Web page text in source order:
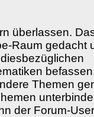
überlassen.
Raum gedacht
Themen
der Forum-User